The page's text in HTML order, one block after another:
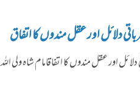
دلائل اور عقل مندوں کا اتفاق
اور عقل مندوں کا اتفاقامام شاہ ولی